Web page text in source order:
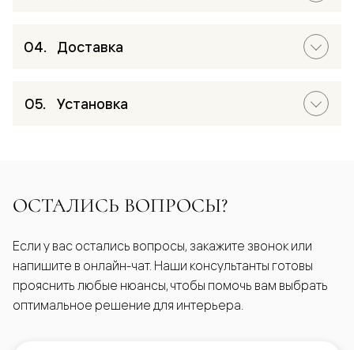
Доставка
Установка
ОСТАЛИСЬ ВОПРОСЫ?
Если у вас остались вопросы, закажите звонок или
напишите в онлайн-чат. Наши консультанты готовы
прояснить любые нюансы, чтобы помочь вам выбрать
оптимальное решение для интерьера.